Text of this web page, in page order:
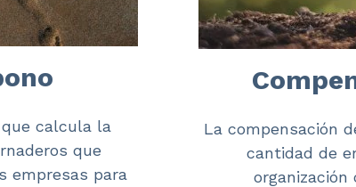
calcula la
que
empresas para
La compensación
cantidad de